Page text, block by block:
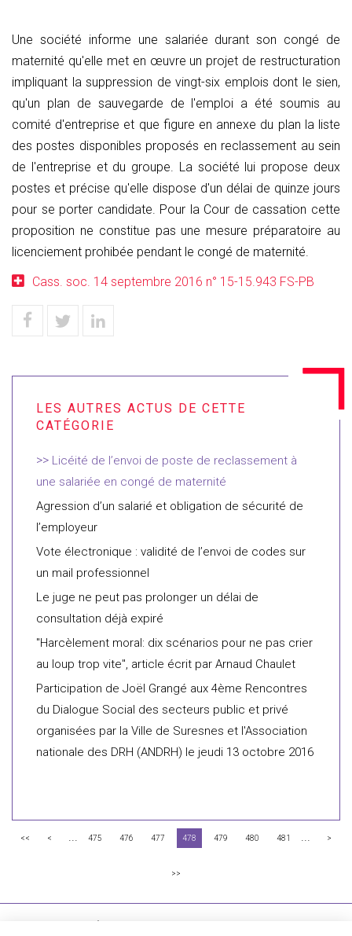
Une société informe une salariée durant son congé de
maternité qu'elle met en œuvre un projet de restructuration
impliquant la suppression de vingt-six emplois dont le sien,
qu'un plan de sauvegarde de l'emploi a été soumis au
comité d'entreprise et que figure en annexe du plan la liste
des postes disponibles proposés en reclassement au sein
de l'entreprise et du groupe. La société lui propose deux
postes et précise qu'elle dispose d'un délai de quinze jours
pour se porter candidate. Pour la Cour de cassation cette
proposition ne constitue pas une mesure préparatoire au
licenciement prohibée pendant le congé de maternité.
Cass. soc. 14 septembre 2016 n° 15-15.943 FS-PB
Licéité de l’envoi de poste de reclassement à
une salariée en congé de maternité
Agression d’un salarié et obligation de sécurité de
l’employeur
Vote électronique : validité de l’envoi de codes sur
un mail professionnel
Le juge ne peut pas prolonger un délai de
consultation déjà expiré
"Harcèlement moral: dix scénarios pour ne pas crier
au loup trop vite", article écrit par Arnaud Chaulet
Participation de Joël Grangé aux 4ème Rencontres
du Dialogue Social des secteurs public et privé
organisées par la Ville de Suresnes et l'Association
nationale des DRH (ANDRH) le jeudi 13 octobre 2016
<< < ... 475 476 477 478 479 480 481 ... >
>>